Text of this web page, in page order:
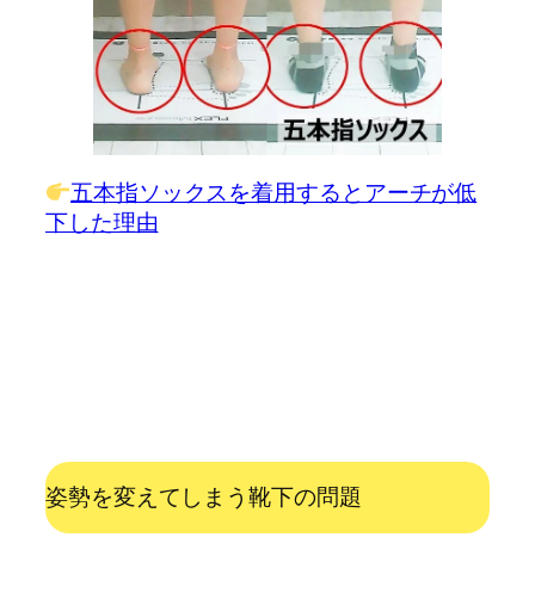
五本指ソックスを着用するとアーチが低
下した理由
姿勢を変えてしまう靴下の問題